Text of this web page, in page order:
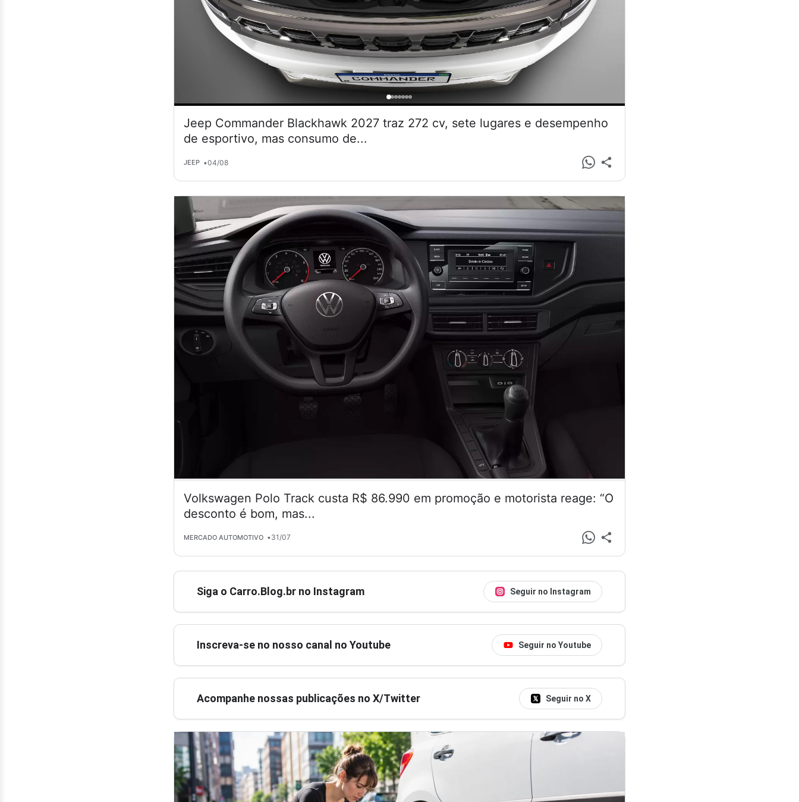
Jeep Commander Blackhawk 2027 traz 272 cv, sete lugares e desempenho
de esportivo, mas consumo de...
JEEP •04/08
Volkswagen Polo Track custa R$ 86.990 em promoção e motorista reage: “O
desconto é bom, mas...
MERCADO AUTOMOTIVO •31/07
Siga o Carro.Blog.br no Instagram Seguir no Instagram
Inscreva-se no nosso canal no Youtube Seguir no Youtube
Acompanhe nossas publicações no X/Twitter Seguir no X